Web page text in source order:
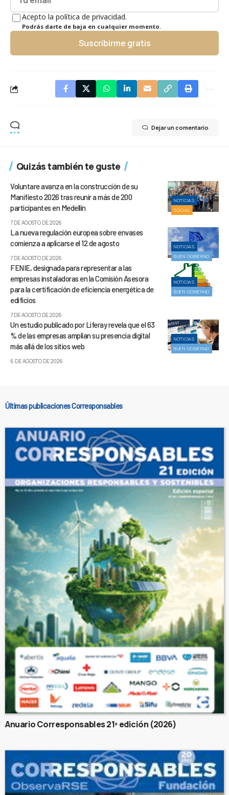
Acepto la política de privacidad.
Podrás darte de baja en cualquier momento.
Suscribirme gratis
Dejar un comentario
Quizás también te guste
NOTICIAS
SOCIAL
Voluntare avanza en la construcción de su
Manifiesto 2026 tras reunir a más de 200
participantes en Medellín
7 DE AGOSTO DE 2026
NOTICIAS
BUEN GOBIERNO
La nueva regulación europea sobre envases
comienza a aplicarse el 12 de agosto
7 DE AGOSTO DE 2026
NOTICIAS
BUEN GOBIERNO
FENIE, designada para representar a las
empresas instaladoras en la Comisión Asesora
para la certificación de eficiencia energética de
edificios
7 DE AGOSTO DE 2026
NOTICIAS
BUEN GOBIERNO
Un estudio publicado por Liferay revela que el 63
% de las empresas amplían su presencia digital
más allá de los sitios web
6 DE AGOSTO DE 2026
Últimas publicaciones Corresponsables
Anuario Corresponsables 21ª edición (2026)